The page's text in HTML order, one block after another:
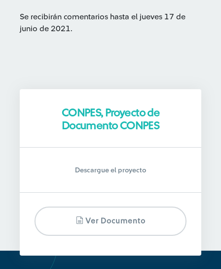
Se recibirán comentarios hasta el jueves 17 de
junio de 2021.
CONPES, Proyecto de
Documento CONPES
Descargue el proyecto
Ver Documento